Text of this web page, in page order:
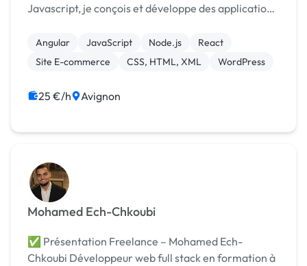
Javascript, je conçois et développe des applications
approche holistique me permet d'assurer une
expér...
Angular JavaScript Node.js
React
Site E-commerce
CSS, HTML, XML WordPress
25 €/h Avignon
Mohamed Ech-Chkoubi
✅ Présentation Freelance – Mohamed Ech-
Chkoubi Développeur web full stack en formation à